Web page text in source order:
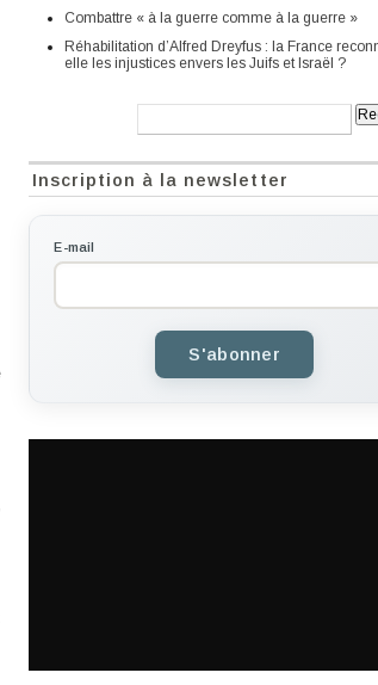
Combattre « à la guerre comme à la guerre »
Réhabilitation d’Alfred Dreyfus : la France
elle les injustices envers les Juifs et Israël ?
Inscription à la newsletter
E-mail
S'abonner